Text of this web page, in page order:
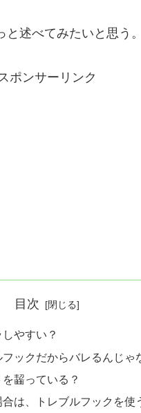
述べてみたいと思う。
ポンサーリンク
目次
やすい？
ックだからバレるんじゃ
齧っている？
は、トレブルフックを使